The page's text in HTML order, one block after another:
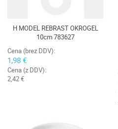
H MODEL REBRAST OKROGEL
10cm 783627
Cena (brez DDV):
1,98 €
Cena (z DDV):
2,42 €